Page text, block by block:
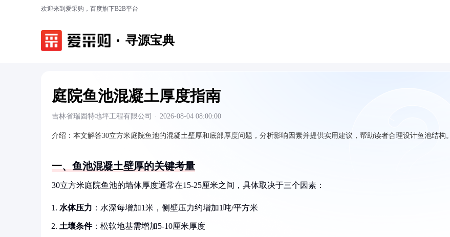
欢迎来到爱采购，百度旗下B2B平台
寻源宝典
庭院鱼池混凝土厚度指南
吉林省瑞固特地坪工程有限公司 · 2026-08-04 08:00:00
介绍： 本文解答30立方米庭院鱼池的混凝土壁厚和底部厚度问题，分析影响因素并提供实用建议，帮助读者合理设计鱼池结构。
一、鱼池混凝土壁厚的关键考量
30立方米庭院鱼池的墙体厚度通常在15-25厘米之间，具体取决于三个因素：
水体压力 ：水深每增加1米，侧壁压力约增加1吨/平方米
土壤条件：松软地基需增加5-10厘米厚度